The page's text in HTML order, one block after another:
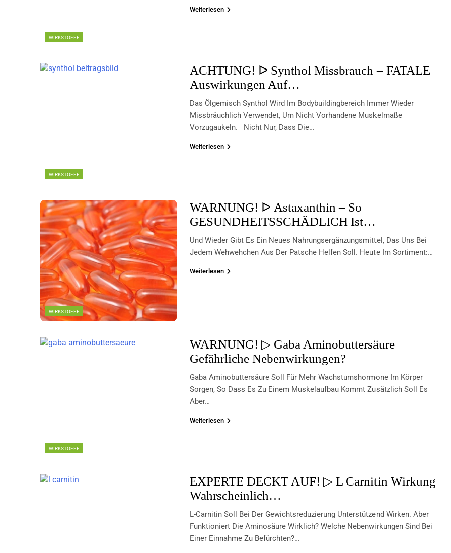
WIRKSTOFFE
Weiterlesen
WIRKSTOFFE
ACHTUNG! ᐅ Synthol Missbrauch – FATALE
Auswirkungen Auf…
Das Ölgemisch Synthol Wird Im Bodybuildingbereich Immer Wieder
Missbräuchlich Verwendet, Um Nicht Vorhandene Muskelmaße
Vorzugaukeln. Nicht Nur, Dass Die…
Weiterlesen
WIRKSTOFFE
WARNUNG! ᐅ Astaxanthin – So
GESUNDHEITSSCHÄDLICH Ist…
Und Wieder Gibt Es Ein Neues Nahrungsergänzungsmittel, Das Uns Bei
Jedem Wehwehchen Aus Der Patsche Helfen Soll. Heute Im Sortiment:…
Weiterlesen
WIRKSTOFFE
WARNUNG! ▷ Gaba Aminobuttersäure
Gefährliche Nebenwirkungen?
Gaba Aminobuttersäure Soll Für Mehr Wachstumshormone Im Körper
Sorgen, So Dass Es Zu Einem Muskelaufbau Kommt Zusätzlich Soll Es
Aber…
Weiterlesen
EXPERTE DECKT AUF! ▷ L Carnitin Wirkung
Wahrscheinlich…
L-Carnitin Soll Bei Der Gewichtsreduzierung Unterstützend Wirken. Aber
Funktioniert Die Aminosäure Wirklich? Welche Nebenwirkungen Sind Bei
Einer Einnahme Zu Befürchten?…